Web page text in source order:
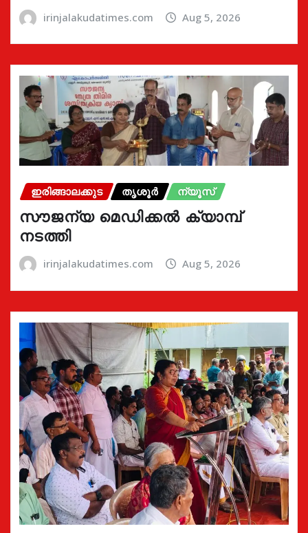
irinjalakudatimes.com Aug 5, 2026
ഇരിങ്ങാലക്കുട തൃശൂർ ന്യൂസ്
സൗജന്യ മെഡിക്കൽ ക്യാമ്പ്
നടത്തി
irinjalakudatimes.com Aug 5, 2026